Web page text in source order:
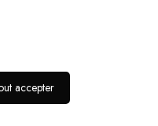
accepter